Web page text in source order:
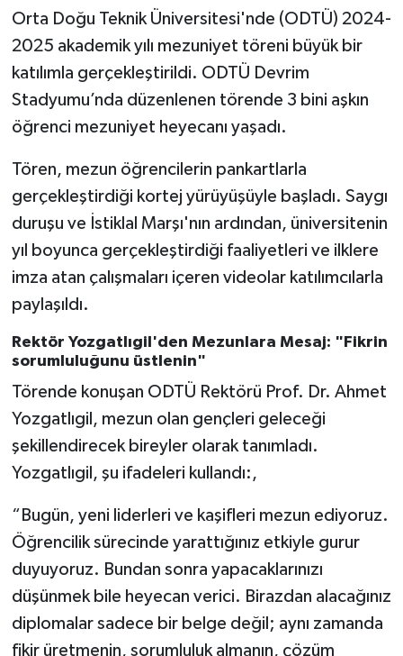
Orta Doğu Teknik Üniversitesi'nde (ODTÜ) 2024-
2025 akademik yılı mezuniyet töreni büyük bir
katılımla gerçekleştirildi. ODTÜ Devrim
Stadyumu’nda düzenlenen törende 3 bini aşkın
öğrenci mezuniyet heyecanı yaşadı.
Tören, mezun öğrencilerin pankartlarla
gerçekleştirdiği kortej yürüyüşüyle başladı. Saygı
duruşu ve İstiklal Marşı'nın ardından, üniversitenin
yıl boyunca gerçekleştirdiği faaliyetleri ve ilklere
imza atan çalışmaları içeren videolar katılımcılarla
paylaşıldı.
Rektör Yozgatlıgil'den Mezunlara Mesaj: "Fikrin
sorumluluğunu üstlenin"
Törende konuşan ODTÜ Rektörü Prof. Dr. Ahmet
Yozgatlıgil, mezun olan gençleri geleceği
şekillendirecek bireyler olarak tanımladı.
Yozgatlıgil, şu ifadeleri kullandı:,
“Bugün, yeni liderleri ve kaşifleri mezun ediyoruz.
Öğrencilik sürecinde yarattığınız etkiyle gurur
duyuyoruz. Bundan sonra yapacaklarınızı
düşünmek bile heyecan verici. Birazdan alacağınız
diplomalar sadece bir belge değil; aynı zamanda
fikir üretmenin, sorumluluk almanın, çözüm
Seri İlan
Siyaset
Sokak Hayvanlarını Sahiplendirme
Sonsöz Özel
Vasıta
Yaşam